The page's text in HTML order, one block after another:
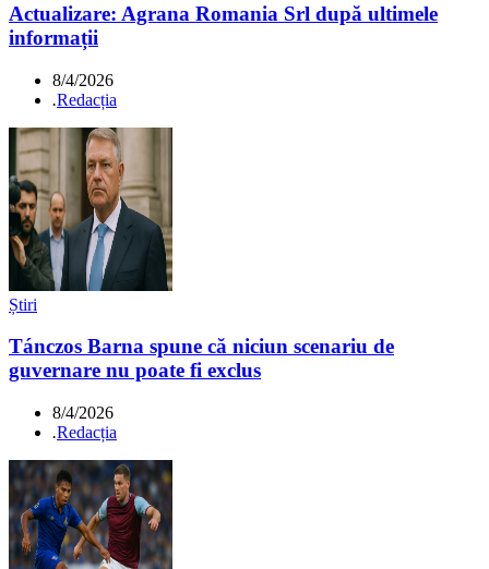
Actualizare: Agrana Romania Srl după ultimele
informații
8/4/2026
.Redacția
Știri
Tánczos Barna spune că niciun scenariu de
guvernare nu poate fi exclus
8/4/2026
.Redacția